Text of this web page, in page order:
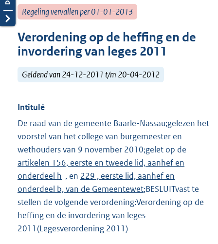
Regeling vervallen per 01-01-2013
Verordening op de heffing en de
invordering van leges 2011
Geldend van 24-12-2011 t/m 20-04-2012
Intitulé
De raad van de gemeente Baarle-Nassau;gelezen het
voorstel van het college van burgemeester en
wethouders van 9 november 2010;gelet op de
artikelen 156, eerste en tweede lid, aanhef en
onderdeel h , en 229 , eerste lid, aanhef en
onderdeel b, van de Gemeentewet;BESLUITvast te
stellen de volgende verordening:Verordening op de
heffing en de invordering van leges
2011(Legesverordening 2011)